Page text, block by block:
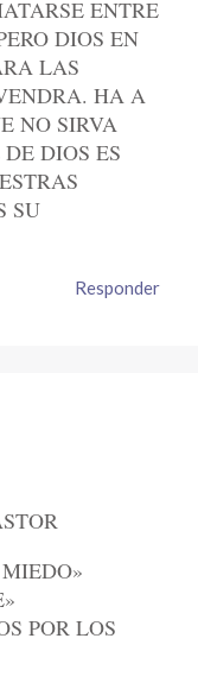
ENTRE
DIOS EN
LAS
HA A
NO SIRVA
DIOS ES
SU
Responder
POR LOS